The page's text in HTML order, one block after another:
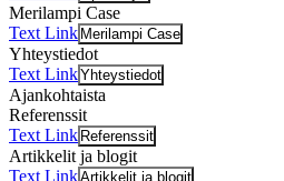
Merilampi Case
Text Link Merilampi Case
Yhteystiedot
Text LinkYhteystiedot
Ajankohtaista
Referenssit
Text Link Referenssit
Artikkelit ja blogit
Text LinkArtikkelit ja blogit